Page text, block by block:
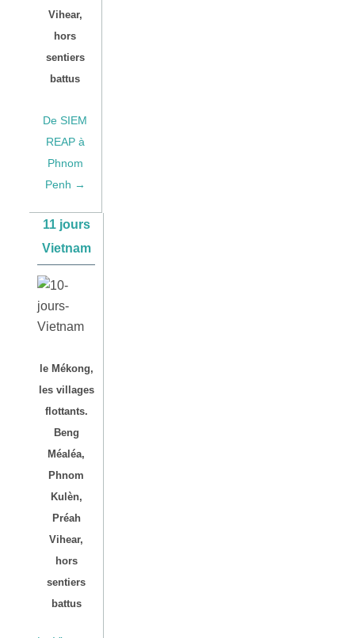
Vihear,
hors
sentiers
battus
De SIEM
REAP à
Phnom
Penh →
11 jours
Vietnam
le Mékong,
les villages
flottants.
Beng
Méaléa,
Phnom
Kulèn,
Préah
Vihear,
hors
sentiers
battus